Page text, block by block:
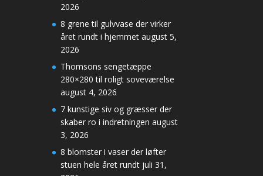
2026
8 grene til gulvvase der virker
året rundt i hjemmet august 5,
2026
Thomsons sengetæppe
280×280 til roligt soveværelse
august 4, 2026
7 kunstige siv og græsser der
skaber ro i indretningen august
3, 2026
8 blomster i vaser der løfter
stuen hele året rundt juli 31,